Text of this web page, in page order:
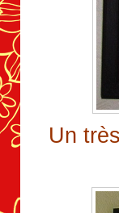
Un